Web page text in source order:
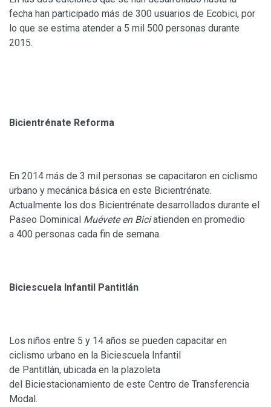
fecha han participado más de 300 usuarios de Ecobici, por
lo que se estima atender a 5 mil 500 personas durante
2015.
Bicientrénate Reforma
En 2014 más de 3 mil personas se capacitaron en ciclismo
urbano y mecánica básica en este Bicientrénate.
Actualmente los dos Bicientrénate desarrollados durante el
Paseo Dominical Muévete en Biciatienden en promedio
a 400 personas cada fin de semana.
Biciescuela Infantil Pantitlán
Los niños entre 5 y 14 años se pueden capacitar en
ciclismo urbano en la Biciescuela Infantil
de Pantitlán, ubicada en la plazoleta
del Biciestacionamiento de este Centro de Transferencia
Modal.